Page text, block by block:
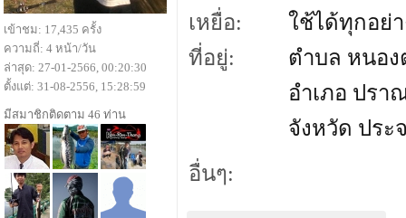
เหยื่อ:
ใช้ได้ทุกอย่
ที่อยู่:
ตำบล หนอ
อำเภอ ปรา
จังหวัด ประ
อื่นๆ:
เข้าชม: 17,435 ครั้ง
ความถี่: 4 หน้า/วัน
ล่าสุด: 27-01-2566, 00:20:30
ตั้งแต่: 31-08-2556, 15:28:59
มีสมาชิกติดตาม 46 ท่าน